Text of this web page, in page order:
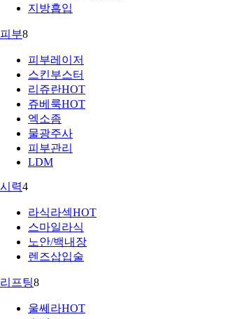
지방흡입
피부8
피부레이저
스킨부스터
리쥬란HOT
쥬베룩HOT
엑소좀
물광주사
피부관리
LDM
시력4
라식라섹HOT
스마일라식
노안/백내장
렌즈삽입술
리프팅8
울쎄라HOT